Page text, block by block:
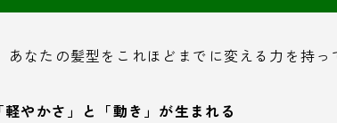
あなたの髪型をこれほどまでに変える力を持っ
やかさ」と「動き」が生まれる